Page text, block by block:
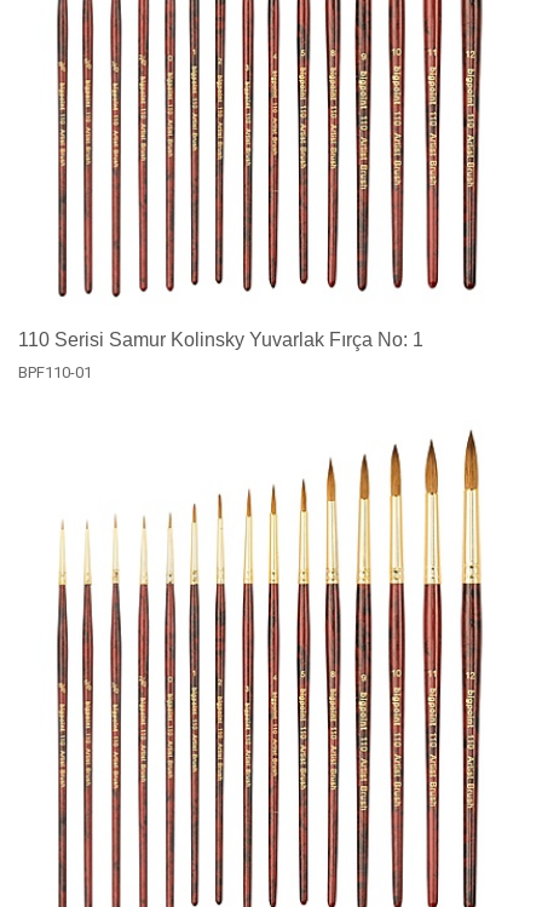
110 Serisi Samur Kolinsky Yuvarlak Fırça No: 1
BPF110-01